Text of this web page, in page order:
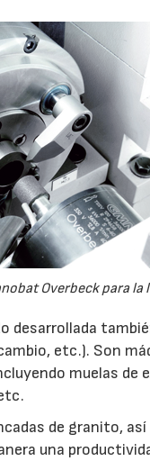
Overbeck para la
desarrollada
etc.). Son
muelas
de granito,
una